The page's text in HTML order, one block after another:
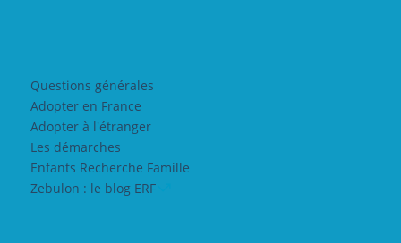
Questions générales
Adopter en France
Adopter à l'étranger
Les démarches
Enfants Recherche Famille
Zebulon : le blog ERF